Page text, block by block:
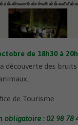
de 18h30 à
découverte des
de Tourisme.
obligatoire : 02 98 78